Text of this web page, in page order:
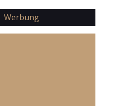
Werbung